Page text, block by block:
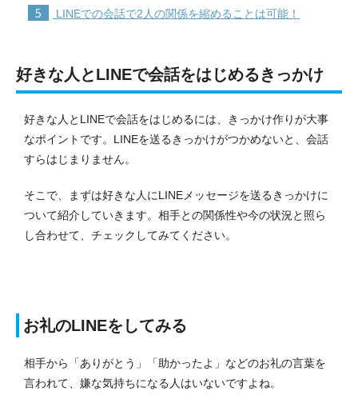
5 LINEでの会話で2人の関係を縮めることは可能！
好きな人とLINEで会話をはじめるきっかけ
好きな人とLINEで会話をはじめるには、きっかけ作りが大事
なポイントです。 LINEを送るきっかけがつかめないと、会話
すらはじまりません。
そこで、まずは好きな人にLINEメッセージを送るきっかけに
ついて紹介していきます。 相手との関係性や今の状況と照ら
し合わせて、チェックしてみてください。
お礼のLINEをしてみる
相手から「ありがとう」「助かったよ」などのお礼の言葉を
言われて、嫌な気持ちになる人はいないですよね。